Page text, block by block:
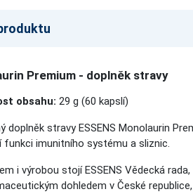
Premium - doplněk stravy
obsahu: 29 g (60 kapslí)
doplněk stravy ESSENS Monolaurin
funkci imunitního systému a sliznic.
i výrobou stojí ESSENS Vědecká
dohledem v České